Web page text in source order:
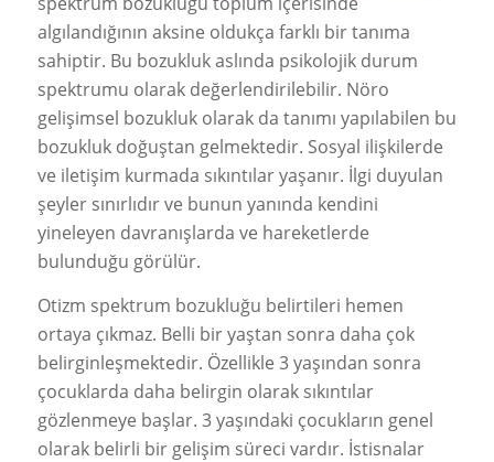
algılandığının aksine oldukça farklı bir tanıma
sahiptir. Bu bozukluk aslında psikolojik durum
spektrumu olarak değerlendirilebilir. Nöro
gelişimsel bozukluk olarak da tanımı yapılabilen bu
bozukluk doğuştan gelmektedir. Sosyal ilişkilerde
ve iletişim kurmada sıkıntılar yaşanır. İlgi duyulan
şeyler sınırlıdır ve bunun yanında kendini
yineleyen davranışlarda ve hareketlerde
bulunduğu görülür.
Otizm spektrum bozukluğu belirtileri hemen
ortaya çıkmaz. Belli bir yaştan sonra daha çok
belirginleşmektedir. Özellikle 3 yaşından sonra
çocuklarda daha belirgin olarak sıkıntılar
gözlenmeye başlar. 3 yaşındaki çocukların genel
olarak belirli bir gelişim süreci vardır. İstisnalar